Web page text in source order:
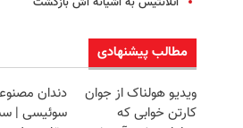
مطالب پیشنهادی
ویدیو هولناک از جوان
کارتن خوابی که
دندان
سوئیسی |